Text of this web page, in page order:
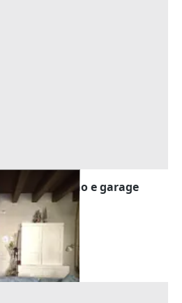
con giardino e garage